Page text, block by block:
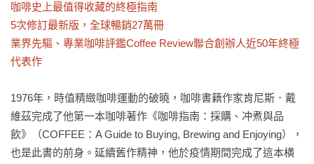
咖啡史上最值得收藏的終極指南
5次修訂最新版，全球暢銷27萬冊
業界先驅、專業咖啡評鑑Coffee Review聯合創辦人近50年終極
代表作
1976年，時值精緻咖啡運動的破曉，咖啡書籍作家肯尼斯．戴
維茲完成了他第一本咖啡著作《咖啡指南：採購、冲煮與品
飲》（COFFEE：A Guide to Buying, Brewing and Enjoying），
也是此書的前身。延續舊作精神，他於疫情期間完成了這本横